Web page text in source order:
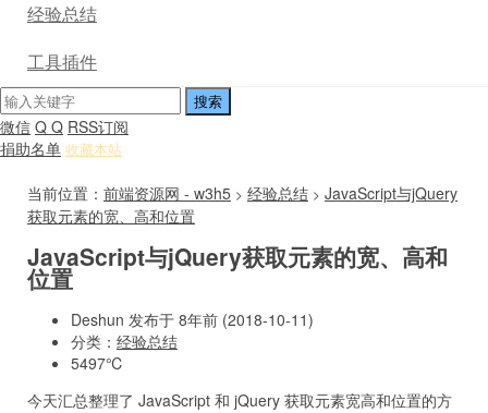
经验总结
工具插件
微信 Q Q RSS订阅
捐助名单 收藏本站
当前位置： 前端资源网 - w3h5 > 经验总结 > JavaScript与jQuery
获取元素的宽、高和位置
JavaScript与jQuery获取元素的宽、高和
位置
Deshun 发布于 8年前 (2018-10-11)
分类： 经验总结
5497℃
今天汇总整理了 JavaScript 和 jQuery 获取元素宽高和位置的方